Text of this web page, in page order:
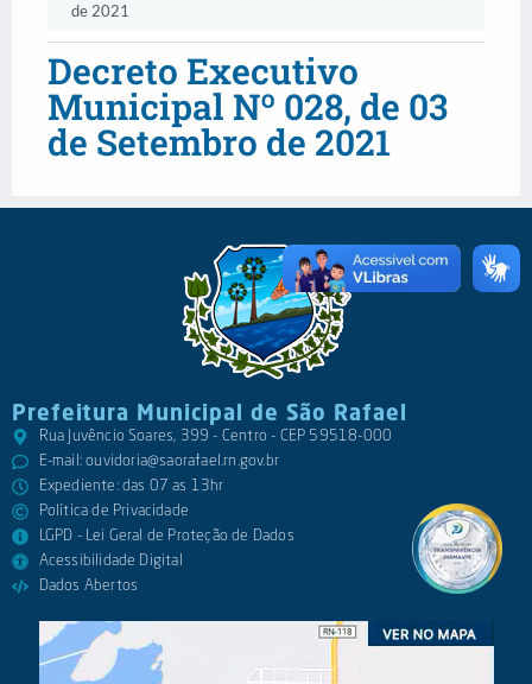
de 2021
Decreto Executivo
Municipal Nº 028, de 03
de Setembro de 2021
Prefeitura Municipal de São Rafael
Rua Juvêncio Soares, 399 - Centro - CEP 59518-000
E-mail:ouvidoria@saorafael.rn.gov.br
Expediente: das 07 as 13hr
Política de Privacidade
LGPD - Lei Geral de Proteção de Dados
Acessibilidade Digital
Dados Abertos